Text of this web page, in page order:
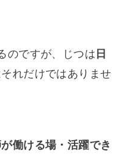
のですが、じつは 日
れだけではありませ
働ける場・活躍でき